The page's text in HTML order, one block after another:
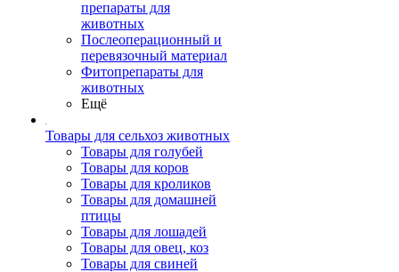
препараты для
животных
Послеоперационный и
перевязочный материал
Фитопрепараты для
животных
Ещё
Товары для сельхоз животных
Товары для голубей
Товары для коров
Товары для кроликов
Товары для домашней
птицы
Товары для лошадей
Товары для овец, коз
Товары для свиней